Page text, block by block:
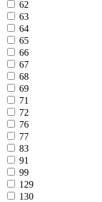
62
63
64
65
66
67
68
69
71
72
76
77
83
91
99
129
130